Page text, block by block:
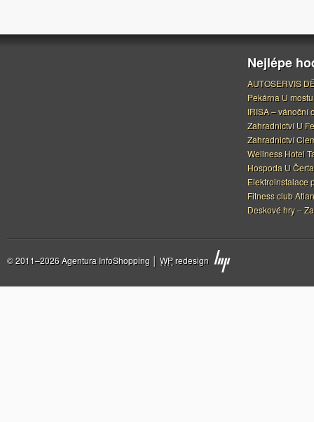
Nejlépe
AUTOSERVIS
Pekárna U mostu
IRISA – vánoční
Zahradnictví U
Zahradnictví
Wellness Hotel
Hospoda U
Elektroinstalace
Fitness club
Deskové hry –
© 2011–2026 Agentura InfoShopping │ WPredesign